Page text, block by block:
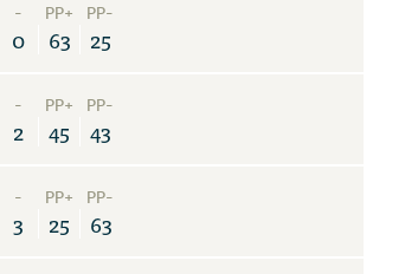
- PP+ PP-
0 63 25
- PP+ PP-
2 45 43
- PP+ PP-
3 25 63